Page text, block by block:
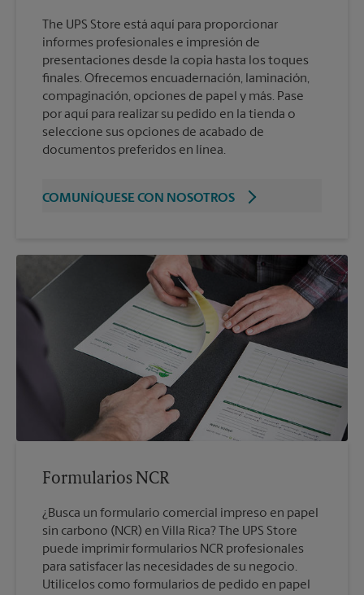
The UPS Store está aquí para proporcionar
informes profesionales e impresión de
presentaciones desde la copia hasta los toques
finales. Ofrecemos encuadernación, laminación,
compaginación, opciones de papel y más. Pase
por aquí para realizar su pedido en la tienda o
seleccione sus opciones de acabado de
documentos preferidos en línea.
COMUNÍQUESE CON NOSOTROS
Formularios NCR
¿Busca un formulario comercial impreso en papel
sin carbono (NCR) en Villa Rica? The UPS Store
puede imprimir formularios NCR profesionales
para satisfacer las necesidades de su negocio.
Utilícelos como formularios de pedido en papel